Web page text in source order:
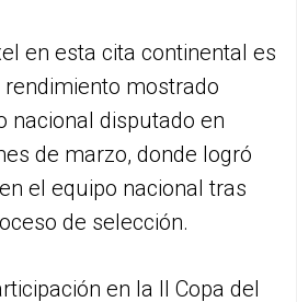
en esta cita continental es
mostrado
nacional disputado en
de marzo, donde logró
el equipo nacional tras
de selección.
en la II Copa del